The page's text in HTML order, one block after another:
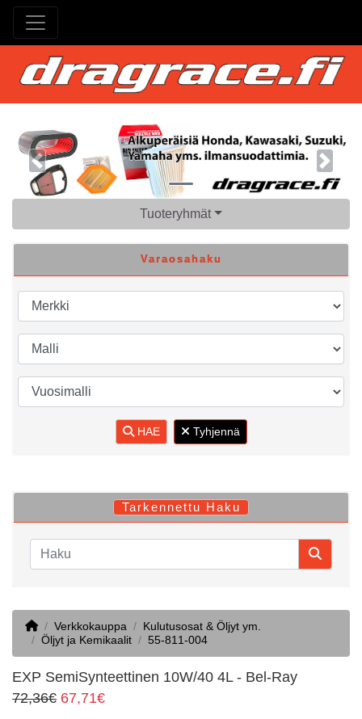
Previous Next
Tuoteryhmät
Varaosahaku
HAE Tyhjennä
Tarkennettu Haku
HomeVerkkokauppa
Kulutusosat & Öljyt ym.
Öljyt ja Kemikaalit
55-811-004
EXP SemiSynteettinen 10W/40 4L - Bel-Ray
72,36€ 67,71€